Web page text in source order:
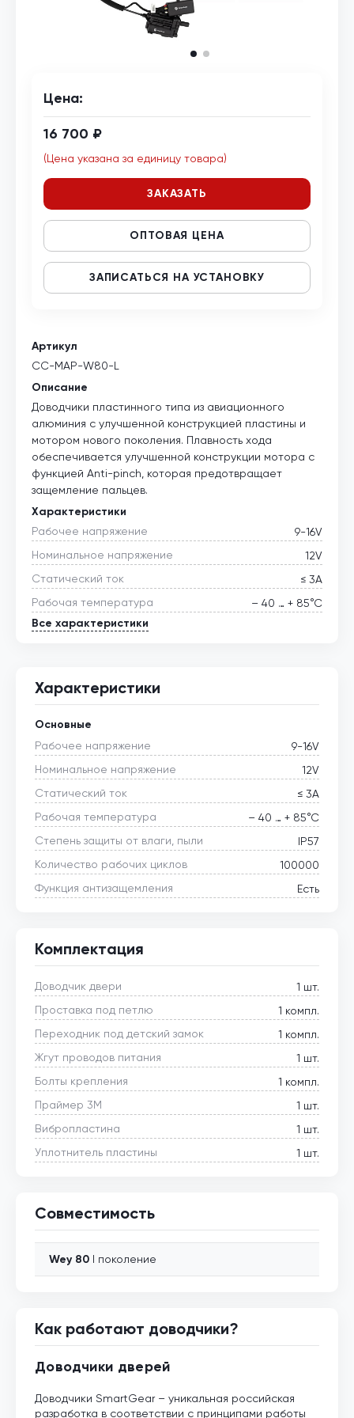
Артикул
CC-MAP-W80-L
Описание
Доводчики пластинного типа из авиационного
алюминия с улучшенной конструкцией пластины и
мотором нового поколения. Плавность хода
обеспечивается улучшенной конструкции мотора с
функцией Anti-pinch, которая предотвращает
защемление пальцев.
Характеристики
Рабочее напряжение
9-16V
Номинальное напряжение
12V
Статический ток
≤ 3А
Рабочая температура
– 40 … + 85°С
Все характеристики
Цена:
16 700 ₽
(Цена указана за единицу товара)
ЗАКАЗАТЬ
ОПТОВАЯ ЦЕНА
ЗАПИСАТЬСЯ НА УСТАНОВКУ
Характеристики
Основные
Рабочее напряжение
9-16V
Номинальное напряжение
12V
Статический ток
≤ 3А
Рабочая температура
– 40 … + 85°С
Степень защиты от влаги, пыли
IP57
Количество рабочих циклов
100000
Функция антизащемления
Есть
Комплектация
Доводчик двери
1 шт.
Проставка под петлю
1 компл.
Переходник под детский замок
1 компл.
Жгут проводов питания
1 шт.
Болты крепления
1 компл.
Праймер 3М
1 шт.
Вибропластина
1 шт.
Уплотнитель пластины
1 шт.
Совместимость
Wey 80 I поколение
Как работают доводчики?
Доводчики дверей
Доводчики SmartGear – уникальная российская
разработка в соответствии с принципами работы